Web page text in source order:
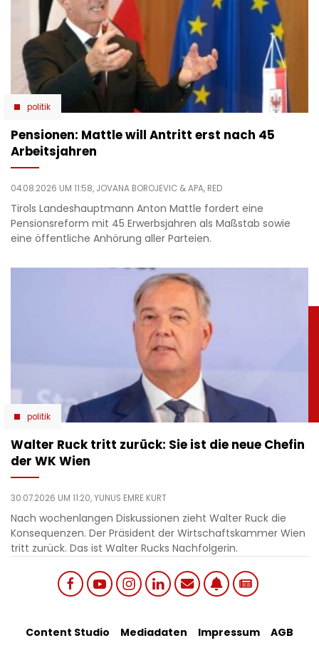
politik
Pensionen: Mattle will Antritt erst nach 45
Arbeitsjahren
04.08.2026 UM 11:58, JOVANA BOROJEVIC & APA, RED
Tirols Landeshauptmann Anton Mattle fordert eine
Pensionsreform mit 45 Erwerbsjahren als Maßstab sowie
eine öffentliche Anhörung aller Parteien.
politik
Walter Ruck tritt zurück: Sie ist die neue Chefin
der WK Wien
30.07.2026 UM 11:20,YUNUS EMRE KURT
Nach wochenlangen Diskussionen zieht Walter Ruck die
Konsequenzen. Der Präsident der Wirtschaftskammer Wien
tritt zurück. Das ist Walter Rucks Nachfolgerin.
Footer
Content Studio Mediadaten Impressum AGB